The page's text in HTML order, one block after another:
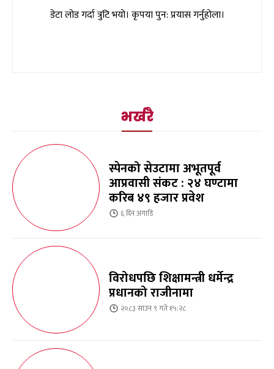
डेटा लोड गर्दा त्रुटि भयो। कृपया पुन: प्रयास गर्नुहोला।
भर्खरै
स्पेनको सेउटामा अभूतपूर्व
आप्रवासी संकट : २४ घण्टामा
करिब ४९ हजार प्रवेश
६ दिनअगाडि
विरोधपछि शिक्षामन्त्री धर्मेन्द्र
प्रधानको राजीनामा
२०८३ साउन ९ गते १५:२८